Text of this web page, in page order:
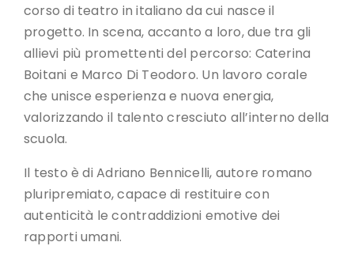
corso di teatro in italiano da cui nasce il
progetto. In scena, accanto a loro, due tra gli
allievi più promettenti del percorso: Caterina
Boitani e Marco Di Teodoro. Un lavoro corale
che unisce esperienza e nuova energia,
valorizzando il talento cresciuto all’interno della
scuola.
Il testo è di Adriano Bennicelli, autore romano
pluripremiato, capace di restituire con
autenticità le contraddizioni emotive dei
rapporti umani.